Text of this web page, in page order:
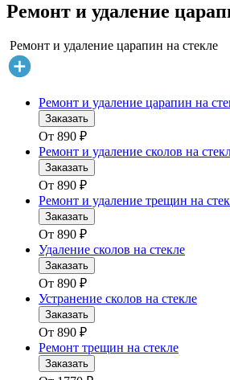
Ремонт и удаление
Ремонт и удаление царапин на стекле
Ремонт и удаление царапин на
Заказать
От 890 ₽
Ремонт и удаление сколов на
Заказать
От 890 ₽
Ремонт и удаление трещин на
Заказать
От 890 ₽
Удаление сколов на стекле
Заказать
От 890 ₽
Устранение сколов на стекле
Заказать
От 890 ₽
Ремонт трещин на стекле
Заказать